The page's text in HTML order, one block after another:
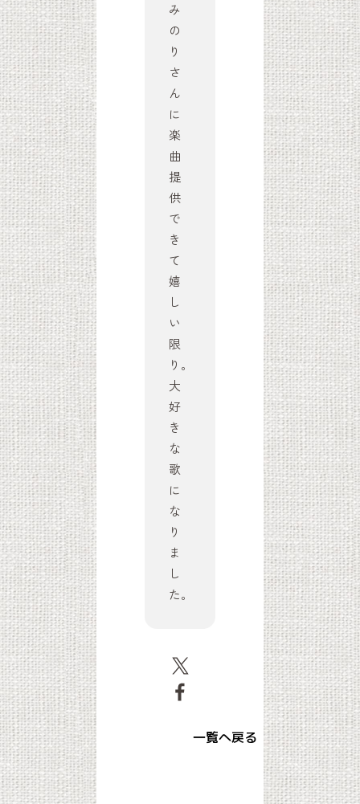
み
の
り
さ
ん
に
楽
曲
提
供
で
き
て
嬉
し
い
限
り。
大
好
き
な
歌
に
な
り
ま
し
た。
一覧へ戻る